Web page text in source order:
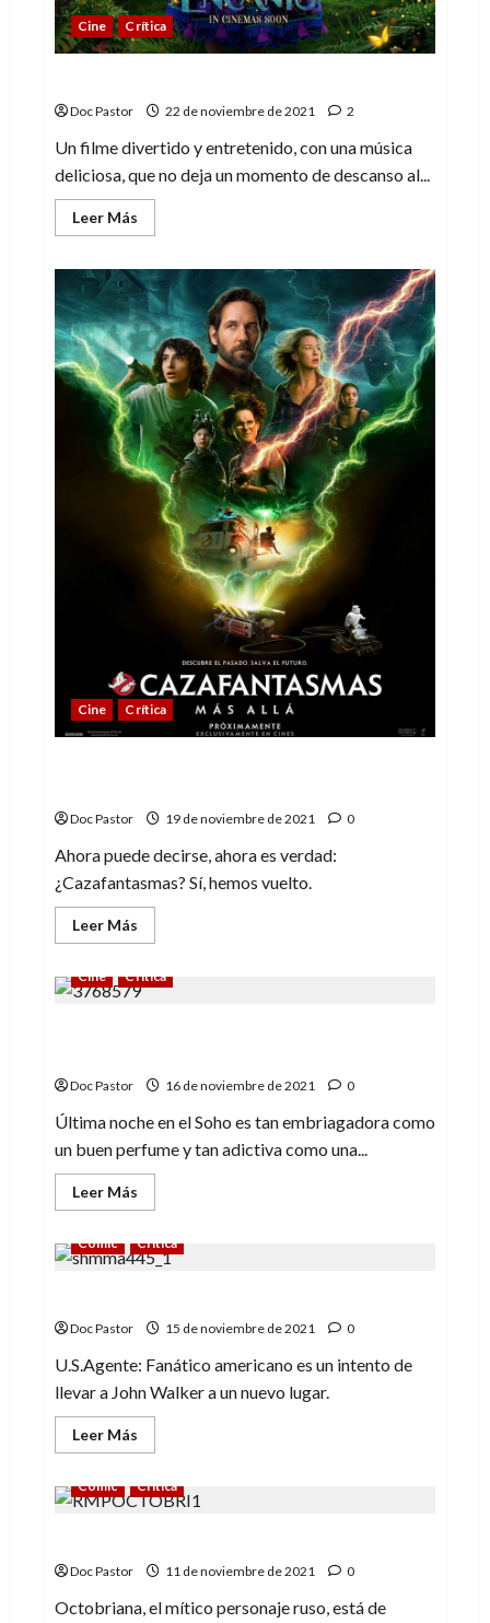
Cine Crítica
Doc Pastor 22 de noviembre de 2021 2
Un filme divertido y entretenido, con una música
deliciosa, que no deja un momento de descanso al...
Leer Más
más
Encanto,
un
retorno
al
mejor
Disney
Cine Crítica
Doc Pastor 19 de noviembre de 2021 0
Ahora puede decirse, ahora es verdad:
¿Cazafantasmas? Sí, hemos vuelto.
Leer Más
más
Cazafantasmas:
Más
que
hacía
Cine Crítica
Doc Pastor 16 de noviembre de 2021 0
Última noche en el Soho es tan embriagadora como
un buen perfume y tan adictiva como una...
Leer Más
más
Última
noche
embriagadoramente
(y
fantástica)
Cómic Crítica
Doc Pastor 15 de noviembre de 2021 0
U.S.Agente: Fanático americano es un intento de
llevar a John Walker a un nuevo lugar.
Leer Más
más
U.S.Agente:
Fanático
Cómic Crítica
Doc Pastor 11 de noviembre de 2021 0
Octobriana, el mítico personaje ruso, está de